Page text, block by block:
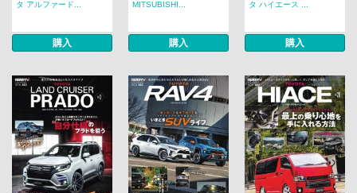
タ アルファード...
購入
MITSUBISHI...
購入
タ ハイエース ...
購入